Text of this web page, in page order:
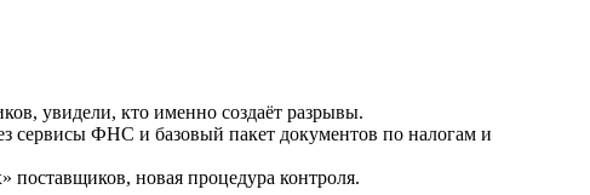
увидели, кто именно создаёт разрывы.
сервисы ФНС и базовый пакет документов по налогам и
новая процедура контроля.